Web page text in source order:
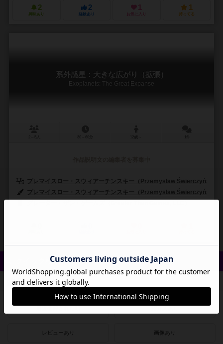
2
興味あり
2
経験あり
1
お気に入り
1
持ってる
系外惑星：大きな広がり（拡張）
Exoplanets: The Great Expanse
プレマイスロー・スウィアーチンスキー（Przemysław Świerczyński）
プレマイスロー・スウィアーチンスキー（Przemysław Świerczyński）
クイック検索
登録状況
レビューあり 画像あり